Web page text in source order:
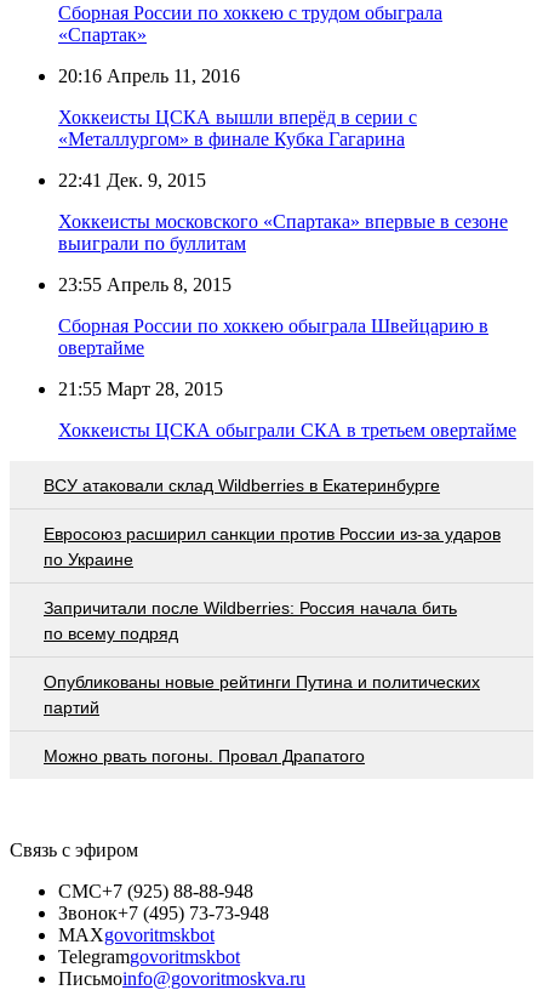
Сборная России по хоккею с трудом обыграла
«Спартак»
20:16 Апрель 11, 2016
Хоккеисты ЦСКА вышли вперёд в серии с
«Металлургом» в финале Кубка Гагарина
22:41 Дек. 9, 2015
Хоккеисты московского «Спартака» впервые в сезоне
выиграли по буллитам
23:55 Апрель 8, 2015
Сборная России по хоккею обыграла Швейцарию в
овертайме
21:55 Март 28, 2015
Хоккеисты ЦСКА обыграли СКА в третьем овертайме
ВСУ атаковали склад Wildberries в Екатеринбурге
Евросоюз расширил санкции против России из-за ударов
по Украине
Запричитали после Wildberries: Россия начала бить
по всему подряд
Опубликованы новые рейтинги Путина и политических
партий
Можно рвать погоны. Провал Драпатого
Связь с эфиром
СМС+7 (925) 88-88-948
Звонок+7 (495) 73-73-948
MAXgovoritmskbot
Telegramgovoritmskbot
Письмоinfo@govoritmoskva.ru